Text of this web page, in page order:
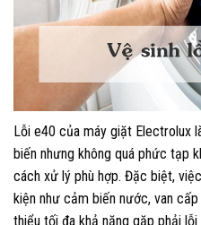
Lỗi e40 của máy giặt Electrolux
biến nhưng không quá phức tạp
cách xử lý phù hợp. Đặc biệt,
kiện như cảm biến nước, van
thiểu tối đa khả năng gặp phải